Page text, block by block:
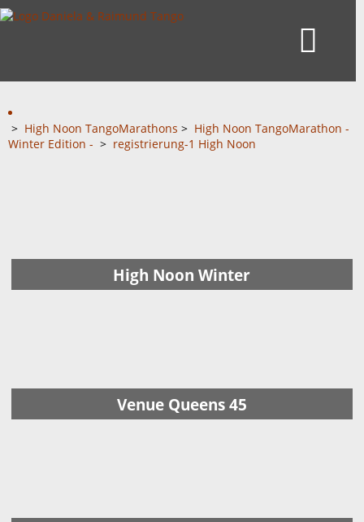
> High Noon TangoMarathons > High Noon TangoMarathon -
Winter Edition - > registrierung-1 High Noon
High Noon Winter
Venue Queens 45